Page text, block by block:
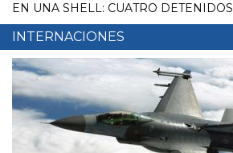
EN UNA SHELL: CUATRO DETENIDOS
INTERNACIONES